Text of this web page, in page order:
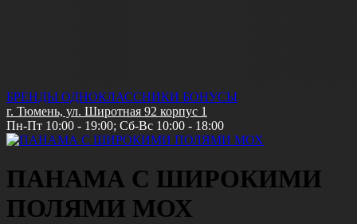
БРЕНДЫ ОДНОКЛАССНИКИ БОНУСЫ
г. Тюмень, ул. Широтная 92 корпус 1
Пн-Пт 10:00 - 19:00; Сб-Вс 10:00 - 18:00
ПАНАМА С ШИРОКИМИ
ПОЛЯМИ МОХ